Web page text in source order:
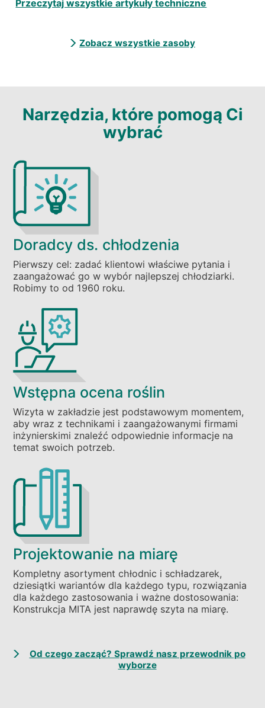
Przeczytaj wszystkie artykuły techniczne
Zobacz wszystkie zasoby
Narzędzia, które pomogą Ci
wybrać
Doradcy ds. chłodzenia
Pierwszy cel: zadać klientowi właściwe pytania i
zaangażować go w wybór najlepszej chłodziarki.
Robimy to od 1960 roku.
Wstępna ocena roślin
Wizyta w zakładzie jest podstawowym momentem,
aby wraz z technikami i zaangażowanymi firmami
inżynierskimi znaleźć odpowiednie informacje na
temat swoich potrzeb.
Projektowanie na miarę
Kompletny asortyment chłodnic i schładzarek,
dziesiątki wariantów dla każdego typu, rozwiązania
dla każdego zastosowania i ważne dostosowania:
Konstrukcja MITA jest naprawdę szyta na miarę.
Od czego zacząć? Sprawdź nasz przewodnik po
wyborze